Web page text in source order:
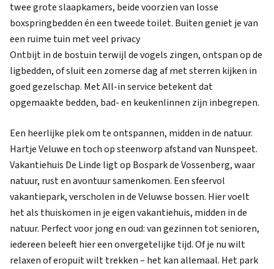
twee grote slaapkamers, beide voorzien van losse
boxspringbedden én een tweede toilet. Buiten geniet je van
een ruime tuin met veel privacy
Ontbijt in de bostuin terwijl de vogels zingen, ontspan op de
ligbedden, of sluit een zomerse dag af met sterren kijken in
goed gezelschap. Met All-in service betekent dat
opgemaakte bedden, bad- en keukenlinnen zijn inbegrepen.
Een heerlijke plek om te ontspannen, midden in de natuur.
Hartje Veluwe en toch op steenworp afstand van Nunspeet.
Vakantiehuis De Linde ligt op Bospark de Vossenberg, waar
natuur, rust en avontuur samenkomen. Een sfeervol
vakantiepark, verscholen in de Veluwse bossen. Hier voelt
het als thuiskomen in je eigen vakantiehuis, midden in de
natuur. Perfect voor jong en oud: van gezinnen tot senioren,
iedereen beleeft hier een onvergetelijke tijd. Of je nu wilt
relaxen of eropuit wilt trekken – het kan allemaal. Het park